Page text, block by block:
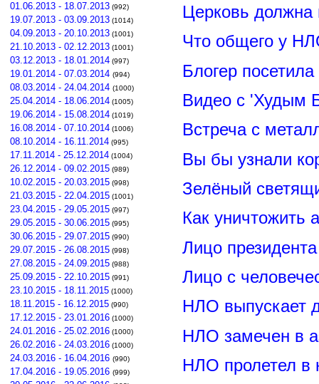
01.06.2013 - 18.07.2013 (992)
19.07.2013 - 03.09.2013 (1014)
04.09.2013 - 20.10.2013 (1001)
21.10.2013 - 02.12.2013 (1001)
03.12.2013 - 18.01.2014 (997)
19.01.2014 - 07.03.2014 (994)
08.03.2014 - 24.04.2014 (1000)
25.04.2014 - 18.06.2014 (1005)
19.06.2014 - 15.08.2014 (1019)
16.08.2014 - 07.10.2014 (1006)
08.10.2014 - 16.11.2014 (995)
17.11.2014 - 25.12.2014 (1004)
26.12.2014 - 09.02.2015 (989)
10.02.2015 - 20.03.2015 (998)
21.03.2015 - 22.04.2015 (1001)
23.04.2015 - 29.05.2015 (997)
29.05.2015 - 30.06.2015 (995)
30.06.2015 - 29.07.2015 (990)
29.07.2015 - 26.08.2015 (998)
27.08.2015 - 24.09.2015 (988)
25.09.2015 - 22.10.2015 (991)
23.10.2015 - 18.11.2015 (1000)
18.11.2015 - 16.12.2015 (990)
17.12.2015 - 23.01.2016 (1000)
24.01.2016 - 25.02.2016 (1000)
26.02.2016 - 24.03.2016 (1000)
24.03.2016 - 16.04.2016 (990)
17.04.2016 - 19.05.2016 (999)
Церковь должна
Что общего у
Блогер
Видео с 'Худым
Встреча с
Вы бы узнали
Зелёный
Как уничтожить
Лицо
Лицо с
НЛО выпускает
НЛО замечен в
НЛО пролетел в